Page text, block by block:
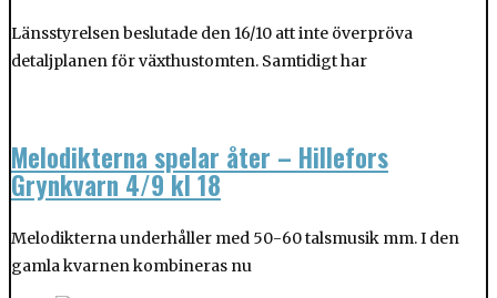
Länsstyrelsen beslutade den 16/10 att inte överpröva
detaljplanen för växthustomten. Samtidigt har
Melodikterna spelar åter – Hillefors
Grynkvarn 4/9 kl 18
Melodikterna underhåller med 50-60 talsmusik mm. I den
gamla kvarnen kombineras nu